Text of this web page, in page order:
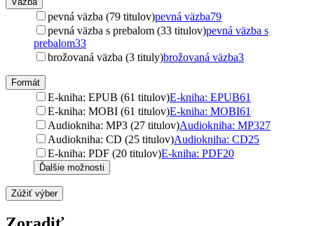
pevná väzba (79 titulov)pevná väzba79
pevná väzba s prebalom (33 titulov)pevná väzba s
prebalom33
brožovaná väzba (3 tituly)brožovaná väzba3
Formát
E-kniha: EPUB (61 titulov)E-kniha: EPUB61
E-kniha: MOBI (61 titulov)E-kniha: MOBI61
Audiokniha: MP3 (27 titulov)Audiokniha: MP327
Audiokniha: CD (25 titulov)Audiokniha: CD25
E-kniha: PDF (20 titulov)E-kniha: PDF20
Ďalšie možnosti
Zúžiť výber